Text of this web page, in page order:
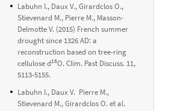
Labuhn I., Daux V., Girardclos O.,
Stievenard M., Pierre M., Masson-
Delmotte V. (2015) French summer
drought since 1326 AD: a
reconstruction based on tree-ring
cellulose d18O. Clim. Past Discuss. 11,
5113-5155.
Labuhn I., Daux V. Pierre M.,
Stievenard M., Girardclos O. et al.